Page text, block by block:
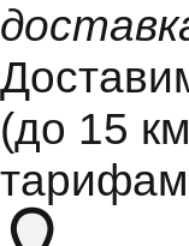
(до 15
тарифам